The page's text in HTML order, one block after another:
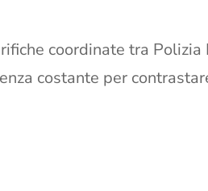
coordinate tra Polizia
costante per